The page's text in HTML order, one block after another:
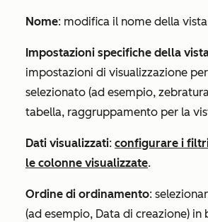
Nome: modifica il nome della
Impostazioni specifiche della
impostazioni di visualizzazione
selezionato (ad esempio,
tabella, raggruppamento per la
Dati visualizzati: configurare i
le colonne visualizzate.
Ordine di ordinamento:
(ad esempio, Data di creazione) in